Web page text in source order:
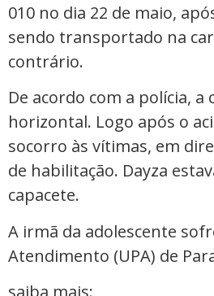
010 no dia 22 de maio,
sendo transportado na
contrário.
De acordo com a polícia,
horizontal. Logo após o
socorro às vítimas, em
de habilitação. Dayza
capacete.
A irmã da adolescente
Atendimento (UPA) de
saiba mais: